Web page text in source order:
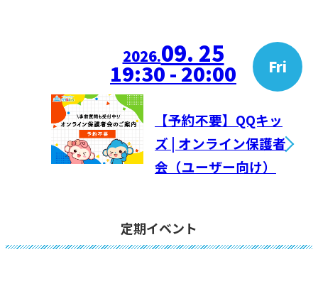
2026.09. 25 Fri
19:30 - 20:00
【予約不要】QQキッ
ズ | オンライン保護者
会（ユーザー向け）
定期イベント